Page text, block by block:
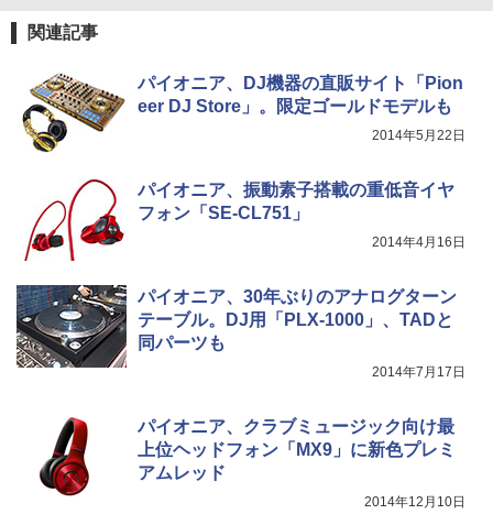
関連記事
パイオニア、DJ機器の直販サイト「Pion
eer DJ Store」。限定ゴールドモデルも
2014年5月22日
パイオニア、振動素子搭載の重低音イヤ
フォン「SE-CL751」
2014年4月16日
パイオニア、30年ぶりのアナログターン
テーブル。DJ用「PLX-1000」、TADと
同パーツも
2014年7月17日
パイオニア、クラブミュージック向け最
上位ヘッドフォン「MX9」に新色プレミ
アムレッド
2014年12月10日